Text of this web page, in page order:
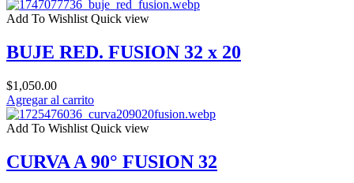
Add To Wishlist Quick view
BUJE RED. FUSION 32 x 20
$1,050.00
Agregar al carrito
Add To Wishlist Quick view
CURVA A 90° FUSION 32